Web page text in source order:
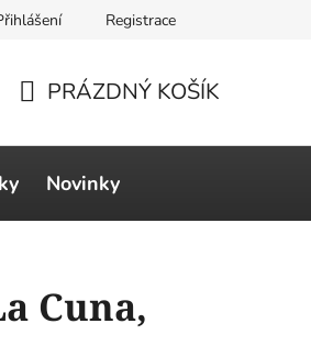
Registrace
KOŠÍK
PRÁZDNÝ KOŠÍK
Novinky
Cuna,